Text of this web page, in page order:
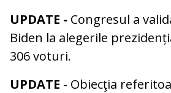
UPDATE - Congresul a
Biden la alegerile
306 voturi.
UPDATE - Obiecţia